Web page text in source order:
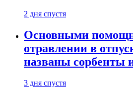
2 дня спустя
Основными
отравлении в
названы сорбенты
3 дня спустя